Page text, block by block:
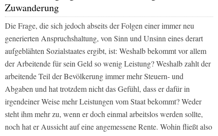
Zuwanderung
Die Frage, die sich jedoch abseits der Folgen einer immer neu
generierten Anspruchshaltung, von Sinn und Unsinn eines derart
aufgeblähten Sozialstaates ergibt, ist: Weshalb bekommt vor allem
der Arbeitende für sein Geld so wenig Leistung? Weshalb zahlt der
arbeitende Teil der Bevölkerung immer mehr Steuern- und
Abgaben und hat trotzdem nicht das Gefühl, dass er dafür in
irgendeiner Weise mehr Leistungen vom Staat bekommt? Weder
steht ihm mehr zu, wenn er doch einmal arbeitslos werden sollte,
noch hat er Aussicht auf eine angemessene Rente. Wohin fließt also